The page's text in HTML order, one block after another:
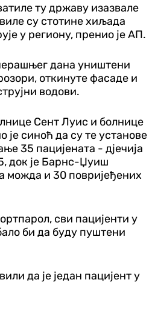
ту државу изазвале
су стотине хиљада
у региону, пренио је АП.
дана уништени
откинуте фасаде и
водови.
Сент Луис и болнице
синоћ да су те установе
35 пацијената - дјечија
док је Барнс-Џуиш
можда и 30 повријеђених
сви пацијенти у
би да буду пуштени
да је један пацијент у